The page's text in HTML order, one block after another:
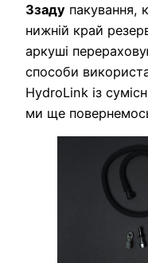
Ззаду пакування,
нижній край
аркуші
способи
HydroLink із
ми ще